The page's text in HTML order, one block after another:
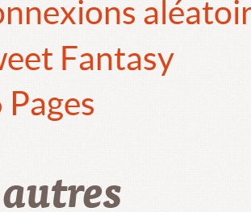
Fantasy
Pages